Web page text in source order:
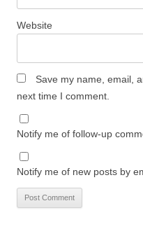
Website
Save my name, email,
next time I comment.
Notify me of follow-up
Notify me of new posts by